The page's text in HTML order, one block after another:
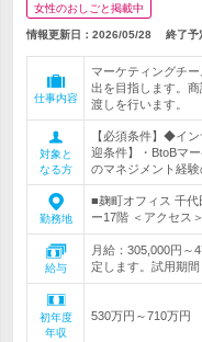
女性のおしごと掲載中
情報更新日：2026/05/28 終了予
仕事内容
マーケティングチ
出を目指します。
渡しを行います。
対象と
なる方
【必須条件】◆イ
迎条件】・BtoBマ
のマネジメント経
勤務地
■麹町オフィス 千
ー17階 ＜アクセス
給与
月給：305,000円～
定します。試用期
初年度
年収
530万円～710万円